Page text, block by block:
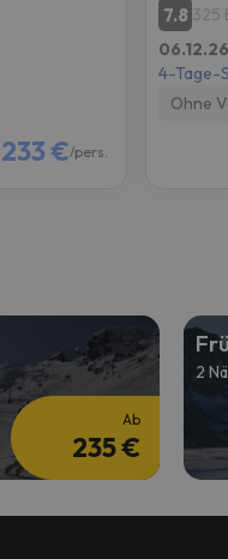
233 €/pers.
7.8 325
4-Tage-
Ohne
Ab
235 €
2